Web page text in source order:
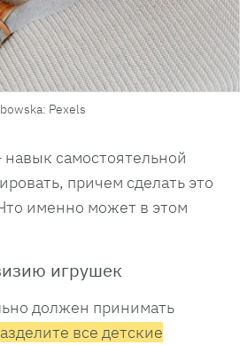
Pexels
самостоятельной
причем сделать это
именно может в этом
игрушек
должен принимать
все детские